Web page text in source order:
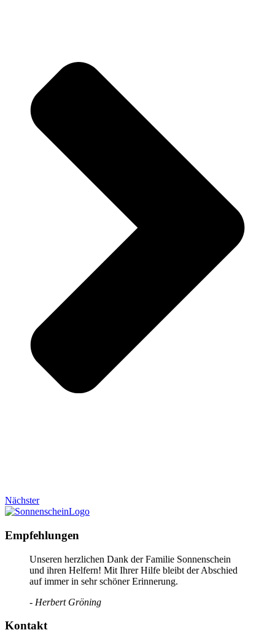
Nächster
Empfehlungen
Unseren herzlichen Dank der Familie Sonnenschein
und ihren Helfern! Mit Ihrer Hilfe bleibt der Abschied
auf immer in sehr schöner Erinnerung.
- Herbert Gröning
Kontakt